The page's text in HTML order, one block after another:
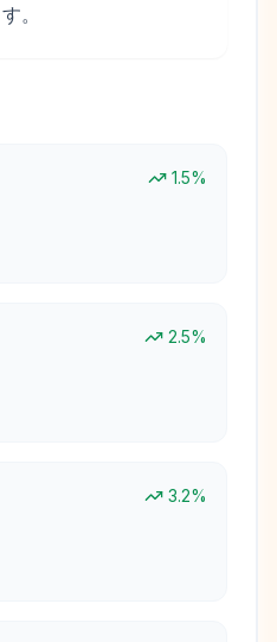
。
1.5%
2.5%
3.2%